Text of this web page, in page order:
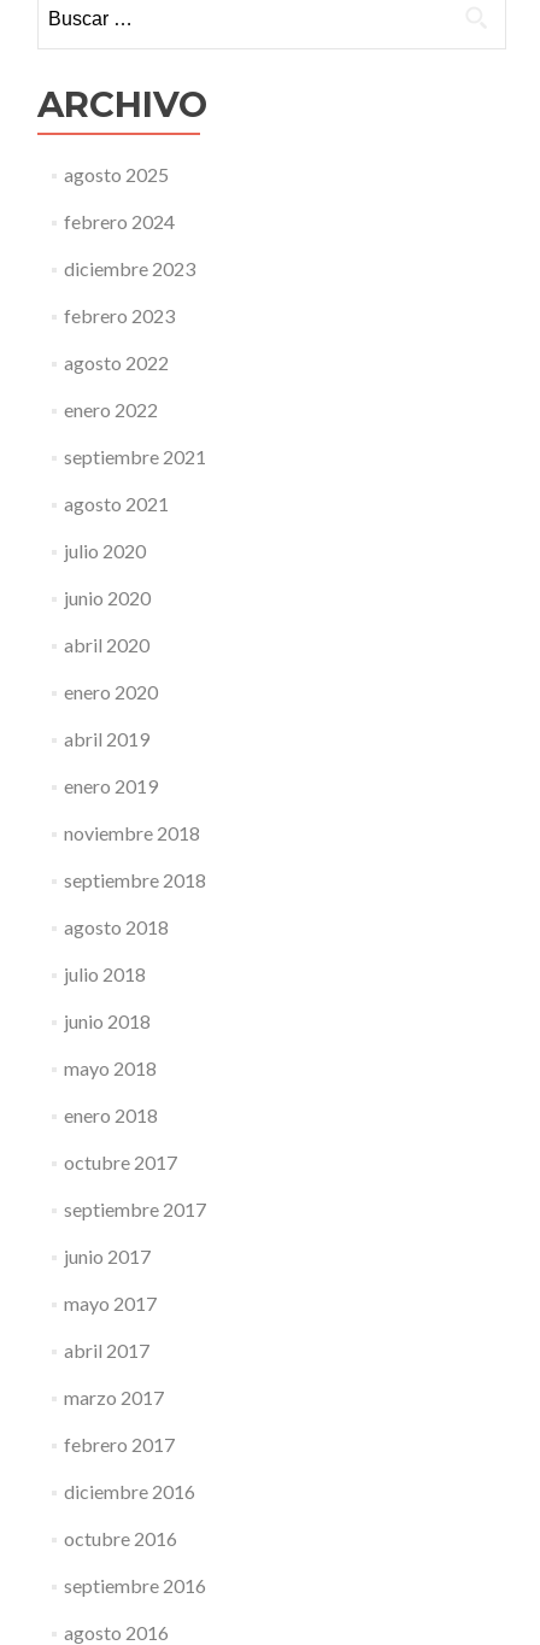
ARCHIVO
agosto 2025
febrero 2024
diciembre 2023
febrero 2023
agosto 2022
enero 2022
septiembre 2021
agosto 2021
julio 2020
junio 2020
abril 2020
enero 2020
abril 2019
enero 2019
noviembre 2018
septiembre 2018
agosto 2018
julio 2018
junio 2018
mayo 2018
enero 2018
octubre 2017
septiembre 2017
junio 2017
mayo 2017
abril 2017
marzo 2017
febrero 2017
diciembre 2016
octubre 2016
septiembre 2016
agosto 2016